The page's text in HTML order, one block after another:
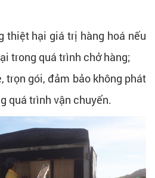
thiệt hại giá trị hàng hoá nếu
trong quá trình chở hàng;
trọn gói, đảm bảo không phát
quá trình vận chuyển.